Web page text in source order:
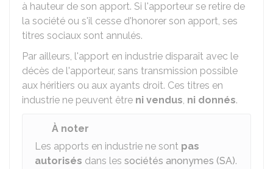
à hauteur de son apport. Si l'apporteur se retire de
la société ou s'il cesse d'honorer son apport, ses
titres sociaux sont annulés.
Par ailleurs, l'apport en industrie disparaît avec le
décès de l'apporteur, sans transmission possible
aux héritiers ou aux ayants droit. Ces titres en
industrie ne peuvent être ni vendus, ni donnés.
À noter
Les apports en industrie ne sont pas
autorisés dans les sociétés anonymes (SA).